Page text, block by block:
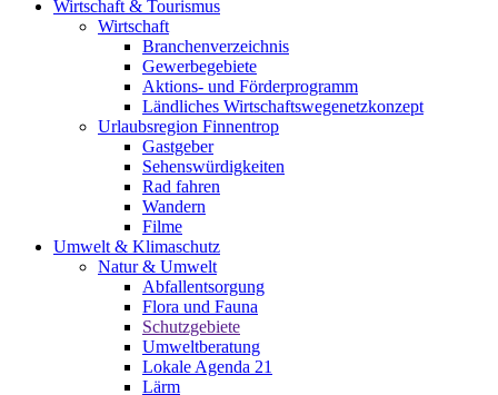
Wirtschaft & Tourismus
Wirtschaft
Branchenverzeichnis
Gewerbegebiete
Aktions- und Förderprogramm
Ländliches Wirtschaftswegenetzkonzept
Urlaubsregion Finnentrop
Gastgeber
Sehenswürdigkeiten
Rad fahren
Wandern
Filme
Umwelt & Klimaschutz
Natur & Umwelt
Abfallentsorgung
Flora und Fauna
Schutzgebiete
Umweltberatung
Lokale Agenda 21
Lärm